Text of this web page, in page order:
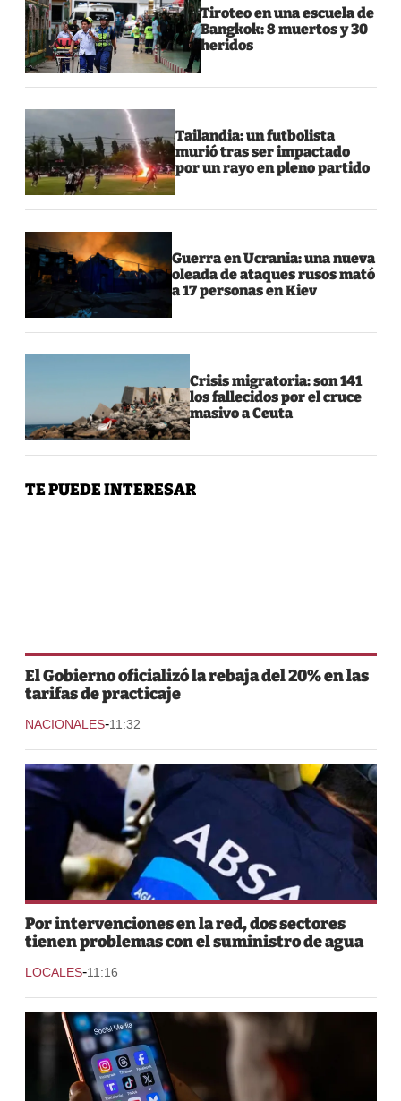
Tiroteo en una escuela de
Bangkok: 8 muertos y 30
heridos
Tailandia: un futbolista
murió tras ser impactado
por un rayo en pleno partido
Guerra en Ucrania: una nueva
oleada de ataques rusos mató
a 17 personas en Kiev
Crisis migratoria: son 141
los fallecidos por el cruce
masivo a Ceuta
TE PUEDE INTERESAR
El Gobierno oficializó la rebaja del 20% en las
tarifas de practicaje
NACIONALES-11:32
Por intervenciones en la red, dos sectores
tienen problemas con el suministro de agua
LOCALES-11:16